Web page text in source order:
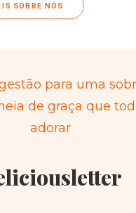
SOBRE NÓS
para uma
de graça que
adorar